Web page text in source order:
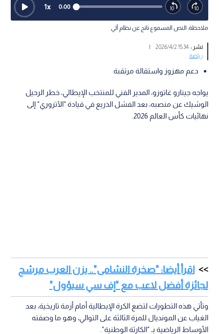
0:00
1x
ملاحظة: النص المسموع ناتج عن نظام آلي
نشر :15:34 2026/4/2
|
رياضة
دعم مهزوز واستقالة مرتقبة
يواجه جينارو غاتوزو، المدير الفني للمنتخب الإيطالي، خطر الرحيل
الوشيك عن منصبه، بعد الفشل الذريع في قيادة "الآتزوري" إلى
نهائيات كأس العالم 2026.
اقرأ أيضا: "صخرة النشامى".. يزن العرب مرشح
لجائزة أفضل لاعب مع "إف سي سيؤول"
وتأتي هذه التطورات لتضع الكرة الإيطالية أمام أزمة تاريخية، بعد
الغياب عن المونديال للمرة الثالثة على التوالي، وهو ما وصفته
الأوساط الرياضية بـ "الكارثة الوطنية".